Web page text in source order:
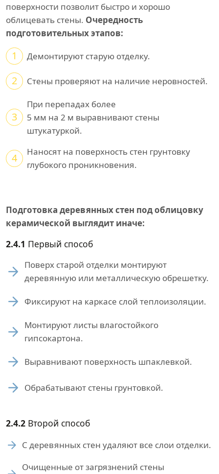
поверхности позволит быстро и хорошо
облицевать стены. Очередность
подготовительных этапов:
1 Демонтируют старую отделку.
2 Стены проверяют на наличие неровностей.
3
При перепадах более
5 мм на 2 м выравнивают стены
штукатуркой.
4
Наносят на поверхность стен грунтовку
глубокого проникновения.
Подготовка деревянных стен под облицовку
керамической выглядит иначе:
2.4.1 Первый способ
Поверх старой отделки монтируют
деревянную или металлическую обрешетку.
Фиксируют на каркасе слой теплоизоляции.
Монтируют листы влагостойкого
гипсокартона.
Выравнивают поверхность шпаклевкой.
Обрабатывают стены грунтовкой.
2.4.2 Второй способ
С деревянных стен удаляют все слои отделки.
Очищенные от загрязнений стены